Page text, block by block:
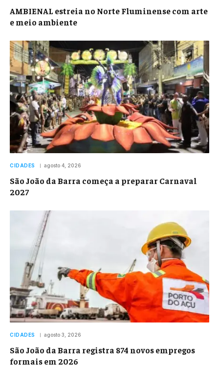
AMBIENAL estreia no Norte Fluminense com arte
e meio ambiente
CIDADES agosto 4, 2026
São João da Barra começa a preparar Carnaval
2027
CIDADES agosto 3, 2026
São João da Barra registra 874 novos empregos
formais em 2026